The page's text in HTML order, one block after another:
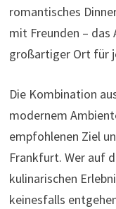
romantisches
mit Freunden –
großartiger Ort für
Die Kombination
modernem
empfohlenen Ziel
Frankfurt. Wer auf
kulinarischen
keinesfalls